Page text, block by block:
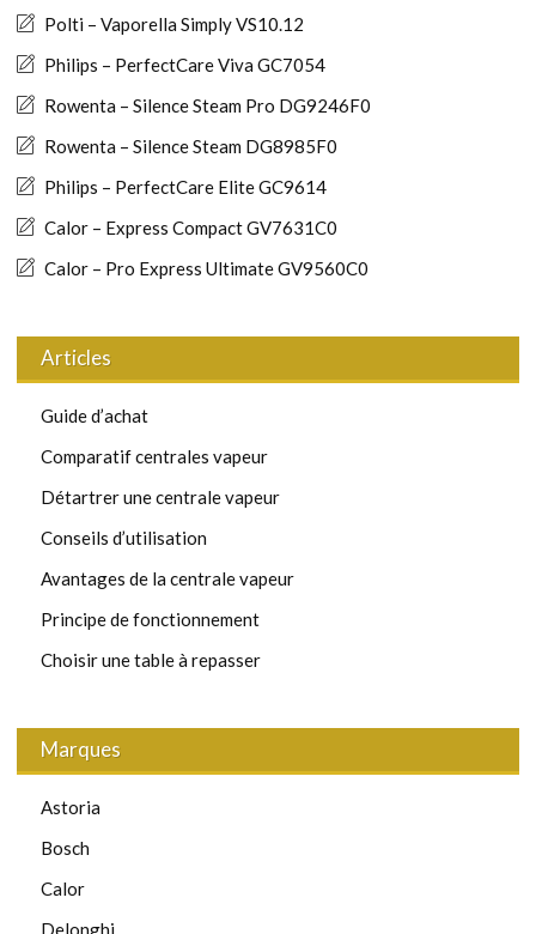
Polti – Vaporella Simply VS10.12
Philips – PerfectCare Viva GC7054
Rowenta – Silence Steam Pro DG9246F0
Rowenta – Silence Steam DG8985F0
Philips – PerfectCare Elite GC9614
Calor – Express Compact GV7631C0
Calor – Pro Express Ultimate GV9560C0
Articles
Guide d’achat
Comparatif centrales vapeur
Détartrer une centrale vapeur
Conseils d’utilisation
Avantages de la centrale vapeur
Principe de fonctionnement
Choisir une table à repasser
Marques
Astoria
Bosch
Calor
Delonghi